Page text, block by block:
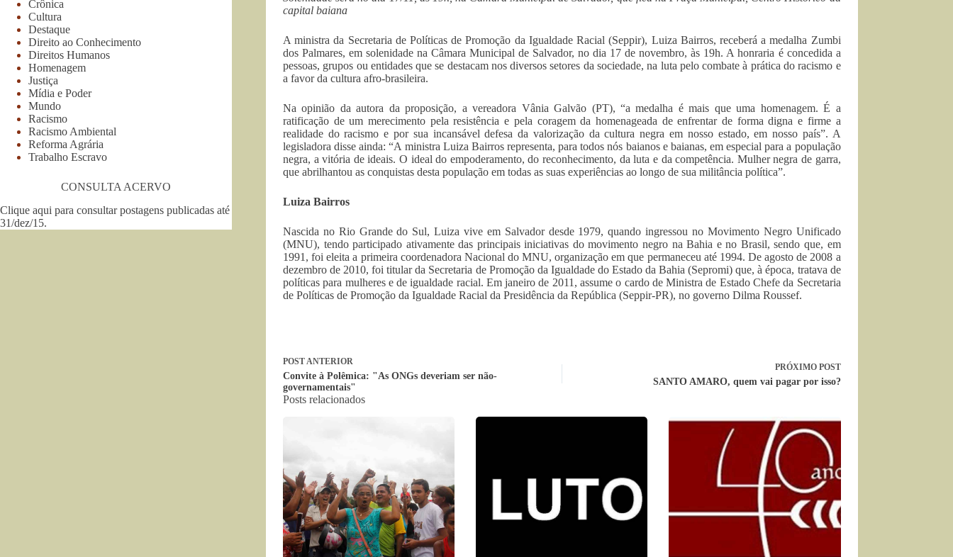
capital baiana
A ministra da Secretaria de Políticas de Promoção da Igualdade Racial (Seppir), Luiza Bairros, receberá a medalha Zumbi
dos Palmares, em solenidade na Câmara Municipal de Salvador, no dia 17 de novembro, às 19h. A honraria é concedida a
pessoas, grupos ou entidades que se destacam nos diversos setores da sociedade, na luta pelo combate à prática do racismo e
a favor da cultura afro-brasileira.
Na opinião da autora da proposição, a vereadora Vânia Galvão (PT), “a medalha é mais que uma homenagem. É a
ratificação de um merecimento pela resistência e pela coragem da homenageada de enfrentar de forma digna e firme a
realidade do racismo e por sua incansável defesa da valorização da cultura negra em nosso estado, em nosso país”. A
legisladora disse ainda: “A ministra Luiza Bairros representa, para todos nós baianos e baianas, em especial para a população
negra, a vitória de ideais. O ideal do empoderamento, do reconhecimento, da luta e da competência. Mulher negra de garra,
que abrilhantou as conquistas desta população em todas as suas experiências ao longo de sua militância política”.
Luiza Bairros
Nascida no Rio Grande do Sul, Luiza vive em Salvador desde 1979, quando ingressou no Movimento Negro Unificado
(MNU), tendo participado ativamente das principais iniciativas do movimento negro na Bahia e no Brasil, sendo que, em
1991, foi eleita a primeira coordenadora Nacional do MNU, organização em que permaneceu até 1994. De agosto de 2008 a
dezembro de 2010, foi titular da Secretaria de Promoção da Igualdade do Estado da Bahia (Sepromi) que, à época, tratava de
políticas para mulheres e de igualdade racial. Em janeiro de 2011, assume o cardo de Ministra de Estado Chefe da Secretaria
de Políticas de Promoção da Igualdade Racial da Presidência da República (Seppir-PR), no governo Dilma Roussef.
POSTANTERIOR
Convite à Polêmica: "As ONGs deveriam ser não-
governamentais"
PRÓXIMO POST
SANTO AMARO, quem vai pagar por isso?
Posts relacionados
Crônica
Cultura
Destaque
Direito ao Conhecimento
Direitos Humanos
Homenagem
Justiça
Mídia e Poder
Mundo
Racismo
Racismo Ambiental
Reforma Agrária
Trabalho Escravo
CONSULTA ACERVO
Clique aqui para consultar postagens publicadas até
31/dez/15.